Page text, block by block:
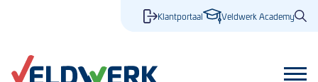
Klantportaal Veldwerk Academy